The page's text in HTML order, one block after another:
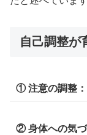
自己調整が
① 注意の調整
② 身体への気